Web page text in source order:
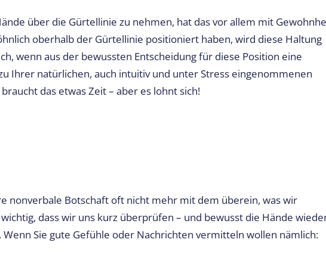
über die Gürtellinie zu nehmen, hat das vor allem mit
oberhalb der Gürtellinie positioniert haben, wird diese Haltung
wenn aus der bewussten Entscheidung für diese Position eine
Ihrer natürlichen, auch intuitiv und unter Stress eingenommenen
das etwas Zeit – aber es lohnt sich!
nonverbale Botschaft oft nicht mehr mit dem überein, was wir
dass wir uns kurz überprüfen – und bewusst die Hände
Sie gute Gefühle oder Nachrichten vermitteln wollen nämlich: